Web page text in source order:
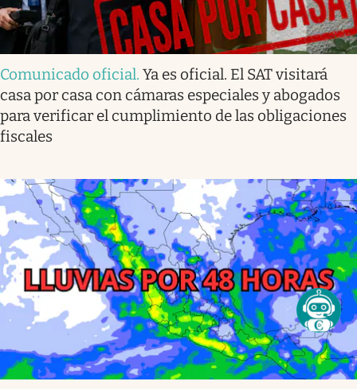
Comunicado oficial. Ya es oficial. El SAT visitará
casa por casa con cámaras especiales y abogados
para verificar el cumplimiento de las obligaciones
fiscales